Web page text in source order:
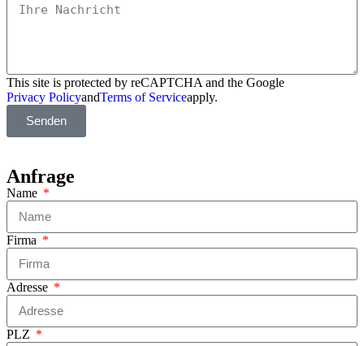
This site is protected by reCAPTCHA and the Google
Privacy PolicyandTerms of Serviceapply.
Senden
Anfrage
Name
Firma
Adresse
PLZ